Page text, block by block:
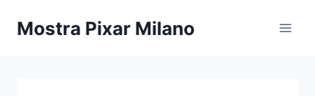
Mostra Pixar Milano